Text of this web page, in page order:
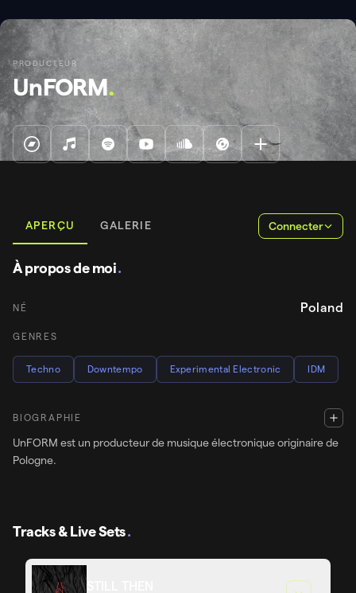
PRODUCTEUR
UnFORM.
APERÇU GALERIE Connecter
À propos de moi.
NÉ Poland
GENRES
Techno Downtempo Experimental Electronic IDM
BIOGRAPHIE
UnFORM est un producteur de musique électronique originaire de
Pologne.
Tracks & Live Sets.